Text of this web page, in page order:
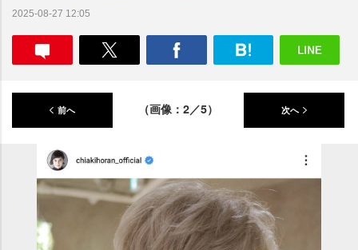
2025-08-27 12:05
前へ （画像：2／5） 次へ